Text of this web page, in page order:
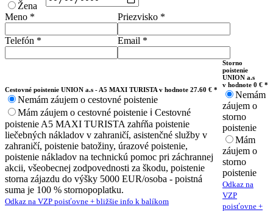
Žena
Meno * Priezvisko *
Telefón * Email *
Cestovné poistenie UNION a.s - A5 MAXI TURISTA v hodnote 27.60 € *
Nemám záujem o cestovné poistenie
Mám záujem o cestovné poistenie ℹ️ Cestovné
poistenie A5 MAXI TURISTA zahŕňa poistenie
liečebných nákladov v zahraničí, asistenčné služby v
zahraničí, poistenie batožiny, úrazové poistenie,
poistenie nákladov na technickú pomoc pri záchrannej
akcii, všeobecnej zodpovednosti za škodu, poistenie
storna zájazdu do výšky 5000 EUR/osoba - poistná
suma je 100 % stornopoplatku.
Odkaz na VZP poisťovne + bližšie info k balíkom
Storno
poistenie
UNION a.s
v hodnote 0 € *
Nemám
záujem o
storno
poistenie
Mám
záujem o
storno
poistenie
Odkaz na
VZP
poisťovne +